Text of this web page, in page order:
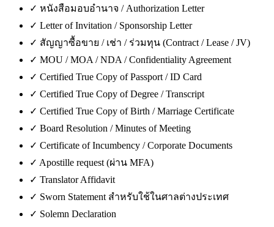
✓ หนังสือมอบอำนาจ / Authorization Letter
✓ Letter of Invitation / Sponsorship Letter
✓ สัญญาซื้อขาย / เช่า / ร่วมทุน (Contract / Lease / JV)
✓ MOU / MOA / NDA / Confidentiality Agreement
✓ Certified True Copy of Passport / ID Card
✓ Certified True Copy of Degree / Transcript
✓ Certified True Copy of Birth / Marriage Certificate
✓ Board Resolution / Minutes of Meeting
✓ Certificate of Incumbency / Corporate Documents
✓ Apostille request (ผ่าน MFA)
✓ Translator Affidavit
✓ Sworn Statement สำหรับใช้ในศาลต่างประเทศ
✓ Solemn Declaration